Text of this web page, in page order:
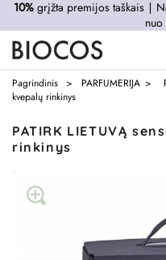
10%grįžta premijos taškais ∣
nuo
Pagrindinis PARFUMERIJA
kvepalų rinkinys
PATIRK LIETUVĄ
rinkinys